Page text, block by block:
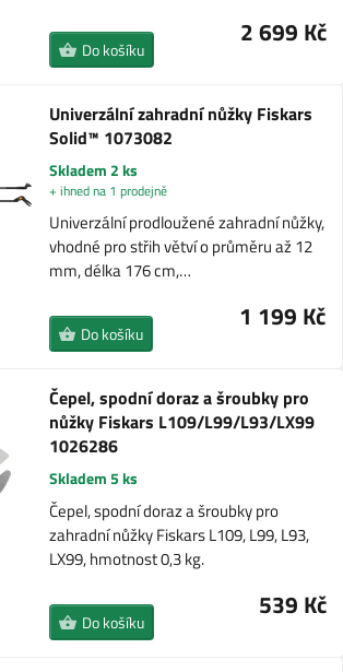
2 699 Kč
Do košíku
Univerzální zahradní nůžky Fiskars
Solid™ 1073082
Skladem 2 ks
+ ihned na 1 prodejně
Univerzální prodloužené zahradní nůžky,
vhodné pro střih větví o průměru až 12
mm, délka 176 cm,…
1 199 Kč
Do košíku
Čepel, spodní doraz a šroubky pro
nůžky Fiskars L109/L99/L93/LX99
1026286
Skladem 5 ks
Čepel, spodní doraz a šroubky pro
zahradní nůžky Fiskars L109, L99, L93,
LX99, hmotnost 0,3 kg.
539 Kč
Do košíku